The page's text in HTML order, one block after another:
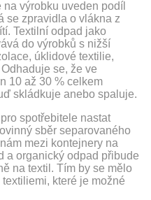
výrobku uveden podíl
se zpravidla o vlákna z
Textilní odpad jako
do výrobků s nižší
úklidové textilie,
se, že ve
10 až 30 % celkem
skládkuje anebo spaluje.
spotřebitele nastat
sběr separovaného
mezi kontejnery na
a organický odpad přibude
na textil. Tím by se mělo
které je možné